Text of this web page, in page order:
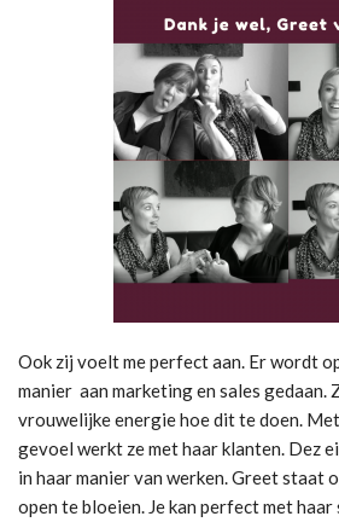
Ook zij voelt me perfect aan. Er wordt
manier aan marketing en sales gedaan.
vrouwelijke energie hoe dit te doen.
gevoel werkt ze met haar klanten. Dez
in haar manier van werken. Greet staat
open te bloeien. Je kan perfect met